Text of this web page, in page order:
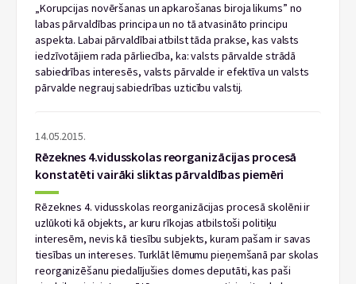
„Korupcijas novēršanas un apkarošanas biroja likums” no
labas pārvaldības principa un no tā atvasināto principu
aspekta. Labai pārvaldībai atbilst tāda prakse, kas valsts
iedzīvotājiem rada pārliecība, ka: valsts pārvalde strādā
sabiedrības interesēs, valsts pārvalde ir efektīva un valsts
pārvalde negrauj sabiedrības uzticību valstij.
14.05.2015.
Rēzeknes 4.vidusskolas reorganizācijas procesā
konstatēti vairāki sliktas pārvaldības piemēri
Rēzeknes 4. vidusskolas reorganizācijas procesā skolēni ir
uzlūkoti kā objekts, ar kuru rīkojas atbilstoši politiķu
interesēm, nevis kā tiesību subjekts, kuram pašam ir savas
tiesības un intereses. Turklāt lēmumu pieņemšanā par skolas
reorganizēšanu piedalījušies domes deputāti, kas paši